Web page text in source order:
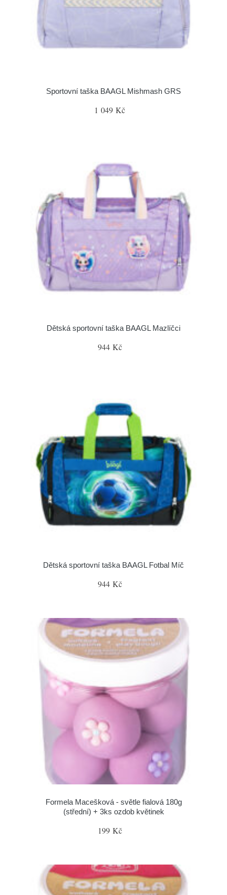
Sportovní taška BAAGL Mishmash GRS
1 049 Kč
Dětská sportovní taška BAAGL Mazlíčci
944 Kč
Dětská sportovní taška BAAGL Fotbal Míč
944 Kč
Formela Macešková - světle fialová 180g
(střední) + 3ks ozdob květinek
199 Kč